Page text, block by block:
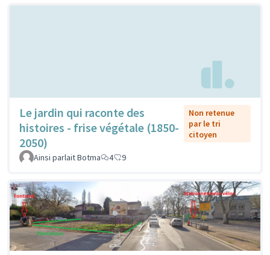
Le jardin qui raconte des
histoires - frise végétale (1850-
2050)
Non retenue
par le tri
citoyen
Ainsi parlait Botma 4 9